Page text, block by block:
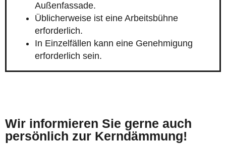
Außenfassade.
Üblicherweise ist eine Arbeitsbühne
erforderlich.
In Einzelfällen kann eine Genehmigung
erforderlich sein.
Wir informieren Sie gerne auch
persönlich zur Kerndämmung!